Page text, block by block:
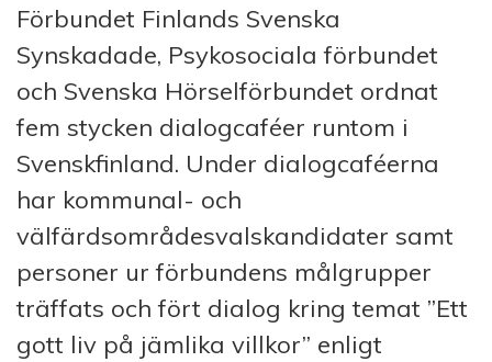
Förbundet Finlands Svenska
Synskadade, Psykosociala förbundet
och Svenska Hörselförbundet ordnat
fem stycken dialogcaféer runtom i
Svenskfinland. Under dialogcaféerna
har kommunal- och
välfärdsområdesvalskandidater samt
personer ur förbundens målgrupper
träffats och fört dialog kring temat ”Ett
gott liv på jämlika villkor” enligt